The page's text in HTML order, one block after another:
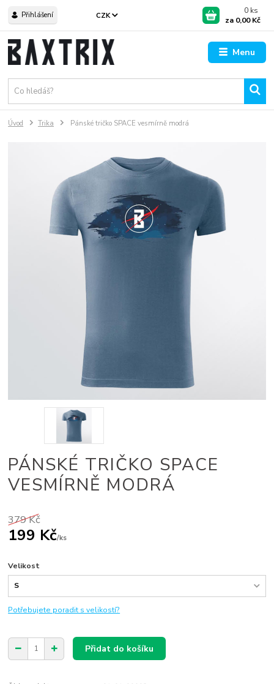
Menu
CZK
Přihlášení 0 ks
za 0,00 Kč
Úvod Trika Pánské tričko SPACE vesmírně modrá
PÁNSKÉ TRIČKO SPACE
VESMÍRNĚ MODRÁ
379 Kč
199 Kč/ks
Velikost
Potřebujete poradit s velikostí?
Přidat do košíku